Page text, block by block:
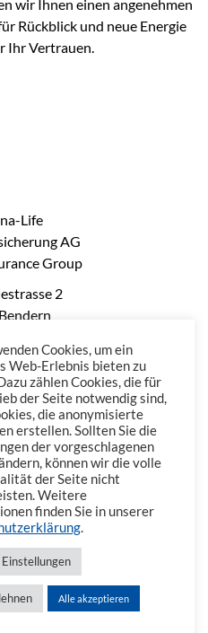
wir Ihnen einen angenehmen
Rückblick und neue Energie
Ihr Vertrauen.
Life
AG
Group
2
235 0660
235 0669
life.li
Impressum
Cookies, um ein
Web-Erlebnis bieten zu
zählen Cookies, die für
der Seite notwendig sind,
die anonymisierte
erstellen. Sollten Sie die
der vorgeschlagenen
können wir die volle
der Seite nicht
Weitere
finden Sie in unserer
.
Alle akzeptieren